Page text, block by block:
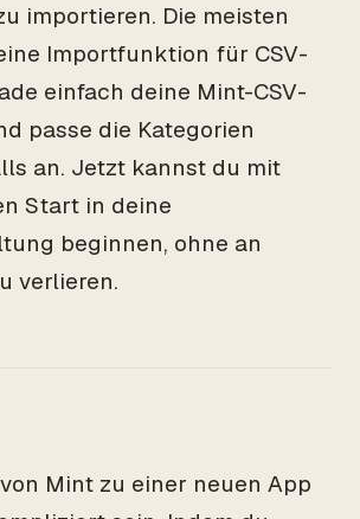
importieren. Die meisten
Importfunktion für CSV-
einfach deine Mint-CSV-
passe die Kategorien
an. Jetzt kannst du mit
Start in deine
beginnen, ohne an
verlieren.
Mint zu einer neuen App